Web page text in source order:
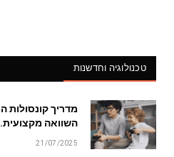
טכנולוגיה וחדשנות
השוואה מקצועית.
21/07/2025